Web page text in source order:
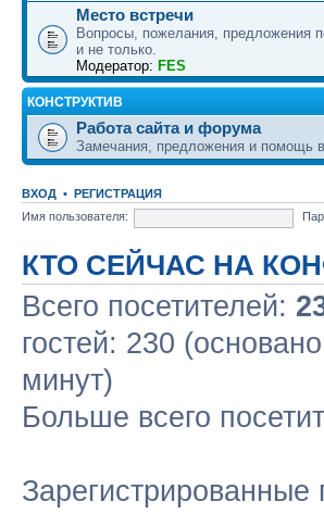
Место встречи
Вопросы, пожелания, предложения
и не только.
Модератор: FES
КОНСТРУКТИВ
Работа сайта и форума
Замечания, предложения и помощь
ВХОД • РЕГИСТРАЦИЯ
Имя пользователя:
КТО СЕЙЧАС НА
Всего посетителей:
гостей: 230
минут)
Больше всего
Зарегистрированные